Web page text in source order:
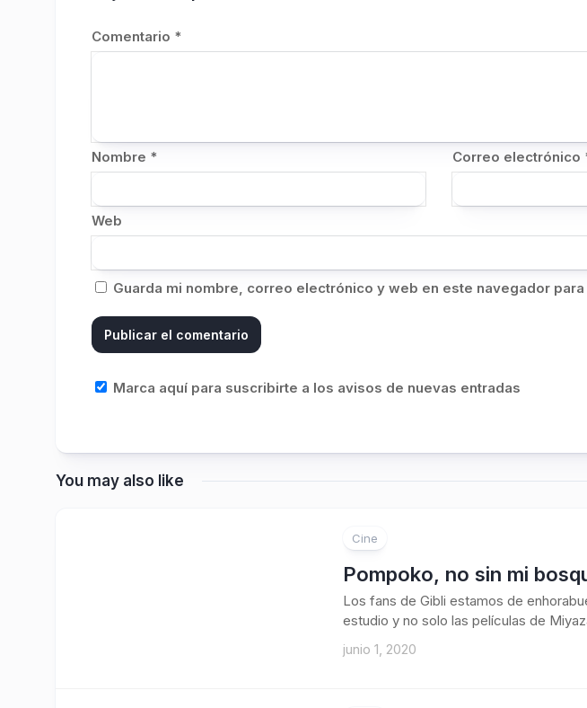
Comentario *
Nombre * Correo electrónico
Web
Guarda mi nombre, correo electrónico y web en este navegador
Marca aquí para suscribirte a los avisos de nuevas entradas
You may also like
Cine
Pompoko, no sin mi
Los fans de Gibli estamos de
estudio y no solo las películas de
junio 1, 2020